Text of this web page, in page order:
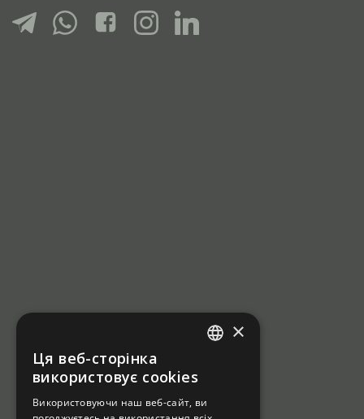
×
Ця веб-сторінка
використовує cookies
Використовуючи наш веб-сайт, ви